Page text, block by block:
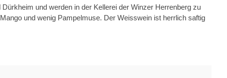
und werden in der Kellerei der Winzer Herrenberg zu
und wenig Pampelmuse. Der Weisswein ist herrlich saftig